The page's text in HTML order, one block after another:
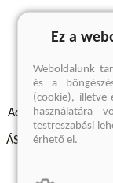
A
Adatvédelmi
ÁSZF - Vásárlási
Ez a
Weboldalunk
és a
(cookie), illetve
használatára
testreszabási
érhető el.